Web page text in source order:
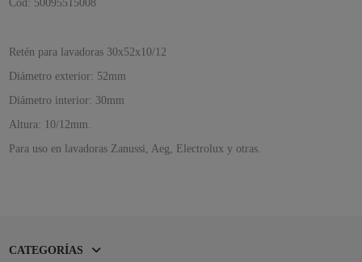
Cod: 50095515008
Retén para lavadoras 30x52x10/12
Diámetro exterior: 52mm
Diámetro interior: 30mm
Altura: 10/12mm.
Para uso en lavadoras Zanussi, Aeg, Electrolux y otras.
CATEGORÍAS